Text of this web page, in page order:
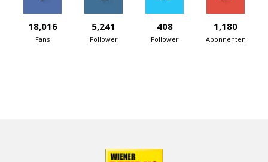
18,016
Fans
5,241
Follower
408
Follower
1,180
Abonnenten